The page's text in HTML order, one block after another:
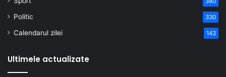
Politic 330
Calendarul zilei 143
Ultimele actualizate